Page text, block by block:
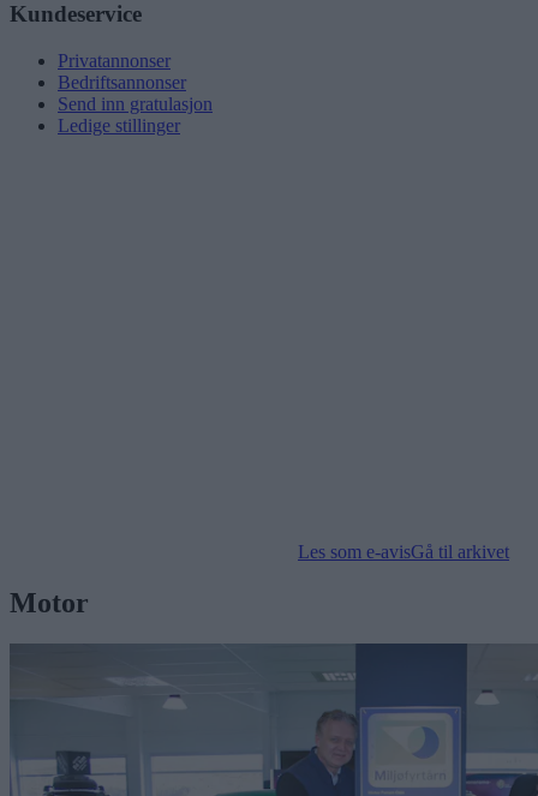
Kundeservice
Privatannonser
Bedriftsannonser
Send inn gratulasjon
Ledige stillinger
Les som e-avisGå til arkivet
Motor